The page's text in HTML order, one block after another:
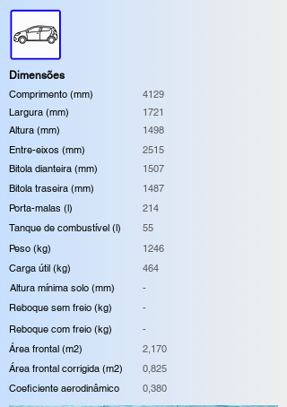
Dimensões
Comprimento (mm)
4129
Largura (mm)
1721
Altura (mm)
1498
Entre-eixos (mm)
2515
Bitola dianteira (mm)
1507
Bitola traseira (mm)
1487
Porta-malas (l)
214
Tanque de combustível (l)
55
Peso (kg)
1246
Carga útil (kg)
464
Altura mínima solo (mm)
-
Reboque sem freio (kg)
-
Reboque com freio (kg)
-
Área frontal (m2)
2,170
Área frontal corrigida (m2)
0,825
Coeficiente aerodinâmico
0,380